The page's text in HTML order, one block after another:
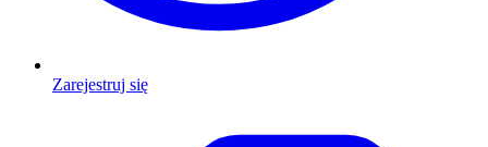
Zarejestruj się